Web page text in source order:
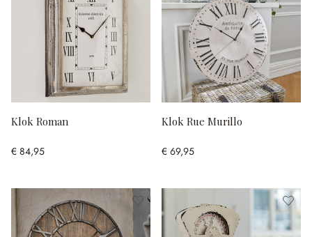
Klok Roman
€ 84,95
Klok Rue Murillo
€ 69,95